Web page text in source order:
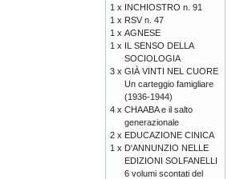
1 x INCHIOSTRO n. 91
1 x RSV n. 47
1 x AGNESE
1 x IL SENSO DELLA
SOCIOLOGIA
3 x GIÀ VINTI NEL CUORE
Un carteggio famigliare
(1936-1944)
4 x CHAABA e il salto
generazionale
2 x EDUCAZIONE CINICA
1 x D'ANNUNZIO NELLE
EDIZIONI SOLFANELLI
6 volumi scontati del